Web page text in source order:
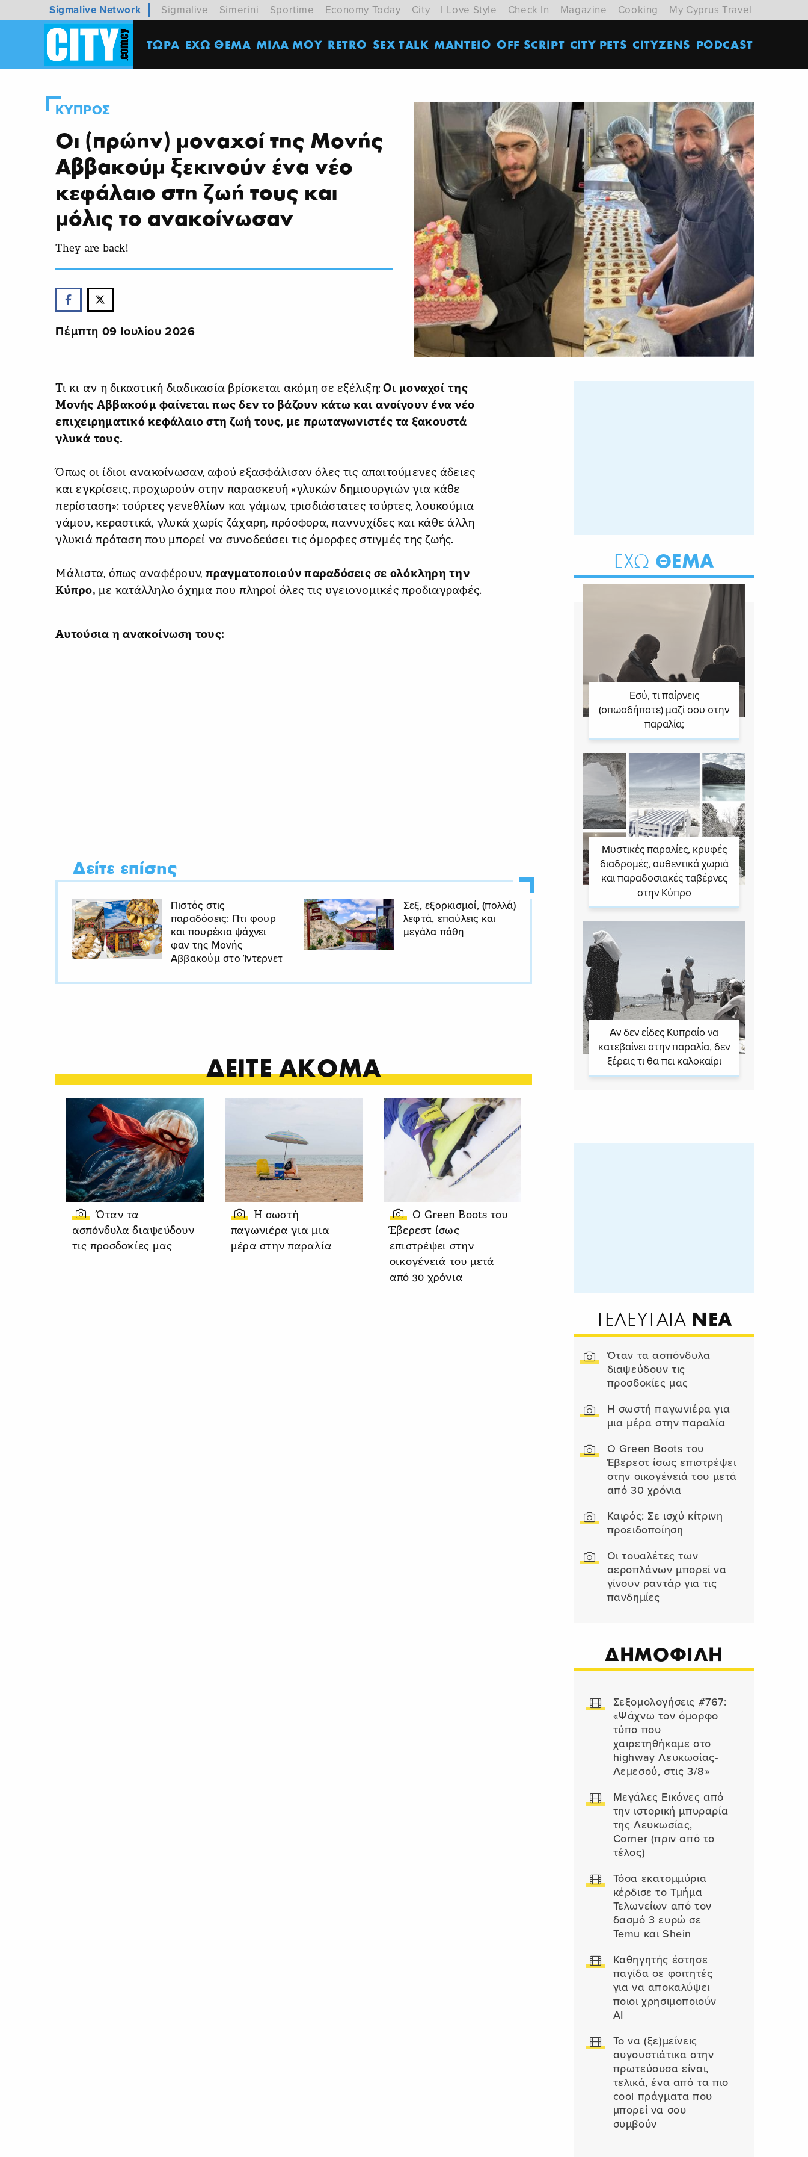
Sigmalive Network Sigmalive Simerini Sportime Economy Today City I Love Style Check In Magazine Cooking My Cyprus Travel
ΤΩΡΑ ΕΧΩ ΘΕΜΑ MΙΛΑ ΜΟΥ RETRO SEX TALK ΜΑΝΤΕΙΟ OFF SCRIPT CITY PETS CITYZENS PODCAST
ΚΥΠΡΟΣ
Οι (πρώην) μοναχοί της Μονής
Αββακούμ ξεκινούν ένα νέο
κεφάλαιο στη ζωή τους και
μόλις το ανακοίνωσαν
They are back!
Πέμπτη 09 Ιουλίου 2026
Τι κι αν η δικαστική διαδικασία βρίσκεται ακόμη σε εξέλιξη;Οι μοναχοί της
Μονής Αββακούμ φαίνεται πως δεν το βάζουν κάτω και ανοίγουν ένα νέο
επιχειρηματικό κεφάλαιο στη ζωή τους, με πρωταγωνιστές τα ξακουστά
γλυκά τους.
Όπως οι ίδιοι ανακοίνωσαν, αφού εξασφάλισαν όλες τις απαιτούμενες άδειες
και εγκρίσεις, προχωρούν στην παρασκευή «γλυκών δημιουργιών για κάθε
περίσταση»: τούρτες γενεθλίων και γάμων, τρισδιάστατες τούρτες, λουκούμια
γάμου, κεραστικά, γλυκά χωρίς ζάχαρη, πρόσφορα, παννυχίδες και κάθε άλλη
γλυκιά πρόταση που μπορεί να συνοδεύσει τις όμορφες στιγμές της ζωής.
Μάλιστα, όπως αναφέρουν, πραγματοποιούν παραδόσεις σε ολόκληρη την
Κύπρο, με κατάλληλο όχημα που πληροί όλες τις υγειονομικές προδιαγραφές.
Αυτούσια η ανακοίνωση τους:
Δείτε επίσης
Πιστός στις
παραδόσεις: Πτι φουρ
και πουρέκια ψάχνει
φαν της Μονής
Αββακούμ στο Ίντερνετ
Σεξ, εξορκισμοί, (πολλά)
λεφτά, επαύλεις και
μεγάλα πάθη
ΔΕΙΤΕ ΑΚΟΜΑ
Όταν τα
ασπόνδυλα διαψεύδουν
τις προσδοκίες μας
Η σωστή
παγωνιέρα για μια
μέρα στην παραλία
Ο Green Boots του
Έβερεστ ίσως
επιστρέψει στην
οικογένειά του μετά
από 30 χρόνια
ΕΧΩ ΘΕΜΑ
Εσύ, τι παίρνεις
(οπωσδήποτε) μαζί σου στην
παραλία;
Μυστικές παραλίες, κρυφές
διαδρομές, αυθεντικά χωριά
και παραδοσιακές ταβέρνες
στην Κύπρο
Αν δεν είδες Κυπραίο να
κατεβαίνει στην παραλία, δεν
ξέρεις τι θα πει καλοκαίρι
ΤΕΛΕΥΤΑΙΑ ΝΕΑ
Όταν τα ασπόνδυλα
διαψεύδουν τις
προσδοκίες μας
Η σωστή παγωνιέρα για
μια μέρα στην παραλία
Ο Green Boots του
Έβερεστ ίσως επιστρέψει
στην οικογένειά του μετά
από 30 χρόνια
Καιρός: Σε ισχύ κίτρινη
προειδοποίηση
Οι τουαλέτες των
αεροπλάνων μπορεί να
γίνουν ραντάρ για τις
πανδημίες
ΔΗΜΟΦΙΛΗ
Σεξομολογήσεις #767:
«Ψάχνω τον όμορφο
τύπο που
χαιρετηθήκαμε στο
highway Λευκωσίας-
Λεμεσού, στις 3/8»
Μεγάλες Εικόνες από
την ιστορική μπυραρία
της Λευκωσίας,
Corner (πριν από το
τέλος)
Τόσα εκατομμύρια
κέρδισε το Τμήμα
Τελωνείων από τον
δασμό 3 ευρώ σε
Temu και Shein
Καθηγητής έστησε
παγίδα σε φοιτητές
για να αποκαλύψει
ποιοι χρησιμοποιούν
AI
Το να (ξε)μείνεις
αυγουστιάτικα στην
πρωτεύουσα είναι,
τελικά, ένα από τα πιο
cool πράγματα που
μπορεί να σου
συμβούν